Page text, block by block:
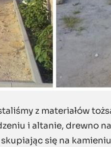
z materiałów
i altanie, drewno
się na